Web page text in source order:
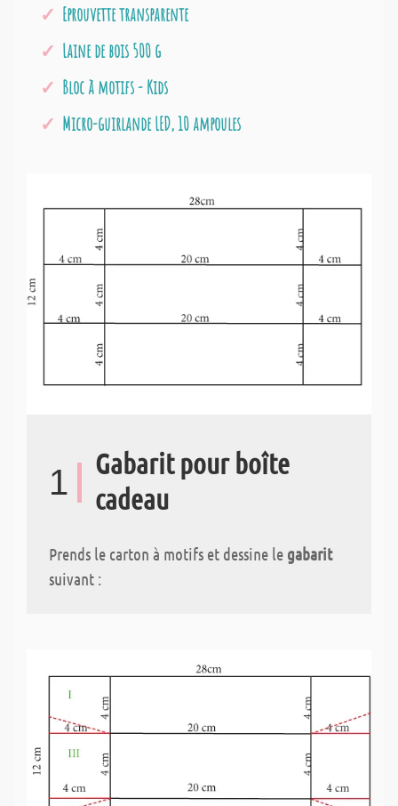
Eprouvette transparente
Laine de bois 500 g
Bloc à motifs - Kids
Micro-guirlande LED, 10 ampoules
1
Gabarit pour boîte
cadeau
Prends le carton à motifs et dessine le gabarit
suivant :